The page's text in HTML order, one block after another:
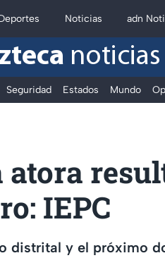
Noticias adn
noticias
Seguridad Estados Mundo
IEPC
distrital y el próximo